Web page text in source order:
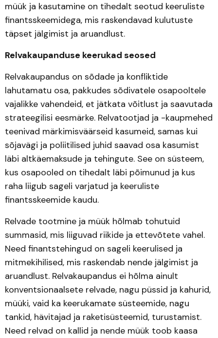
müük ja kasutamine on tihedalt seotud keeruliste
finantsskeemidega, mis raskendavad kulutuste
täpset jälgimist ja aruandlust.
Relvakaupanduse keerukad seosed
Relvakaupandus on sõdade ja konfliktide
lahutamatu osa, pakkudes sõdivatele osapooltele
vajalikke vahendeid, et jätkata võitlust ja saavutada
strateegilisi eesmärke. Relvatootjad ja -kaupmehed
teenivad märkimisväärseid kasumeid, samas kui
sõjavägi ja poliitilised juhid saavad osa kasumist
läbi altkäemaksude ja tehingute. See on süsteem,
kus osapooled on tihedalt läbi põimunud ja kus
raha liigub sageli varjatud ja keeruliste
finantsskeemide kaudu.
Relvade tootmine ja müük hõlmab tohutuid
summasid, mis liiguvad riikide ja ettevõtete vahel.
Need finantstehingud on sageli keerulised ja
mitmekihilised, mis raskendab nende jälgimist ja
aruandlust. Relvakaupandus ei hõlma ainult
konventsionaalsete relvade, nagu püssid ja kahurid,
müüki, vaid ka keerukamate süsteemide, nagu
tankid, hävitajad ja raketisüsteemid, turustamist.
Need relvad on kallid ja nende müük toob kaasa